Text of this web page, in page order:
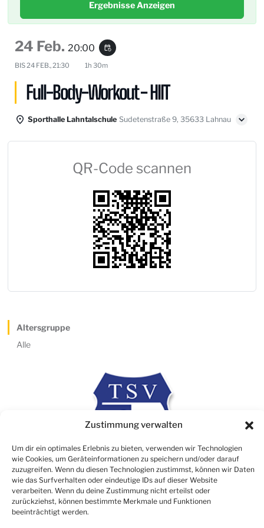
Zustimmung verwalten
Um dir ein optimales Erlebnis zu bieten, verwenden wir Technologien
wie Cookies, um Geräteinformationen zu speichern und/oder darauf
zuzugreifen. Wenn du diesen Technologien zustimmst, können wir Daten
wie das Surfverhalten oder eindeutige IDs auf dieser Website
verarbeiten. Wenn du deine Zustimmung nicht erteilst oder
zurückziehst, können bestimmte Merkmale und Funktionen
beeinträchtigt werden.
Ergebnisse Anzeigen
24 Feb. 20:00 event_repeat
BIS24 FEB., 21:30 1h 30m
Full-Body-Workout - HIIT
Sporthalle Lahntalschule Sudetenstraße 9, 35633 Lahnau
QR-Code scannen
Altersgruppe
Alle
Rechtliches